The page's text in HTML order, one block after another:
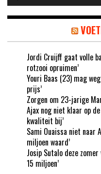
Jordi Cruijff gaat volle
rotzooi opruimen’
Youri Baas (23) mag
prijs’
Zorgen om 23-jarige
Ajax nog niet klaar op
kwaliteit bij’
Sami Ouaissa niet naar
miljoen waard’
Josip Sutalo deze
15 miljoen’